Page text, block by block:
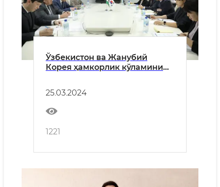
Ўзбекистон ва Жанубий
Корея ҳамкорлик кўламини
25.03.2024
1221